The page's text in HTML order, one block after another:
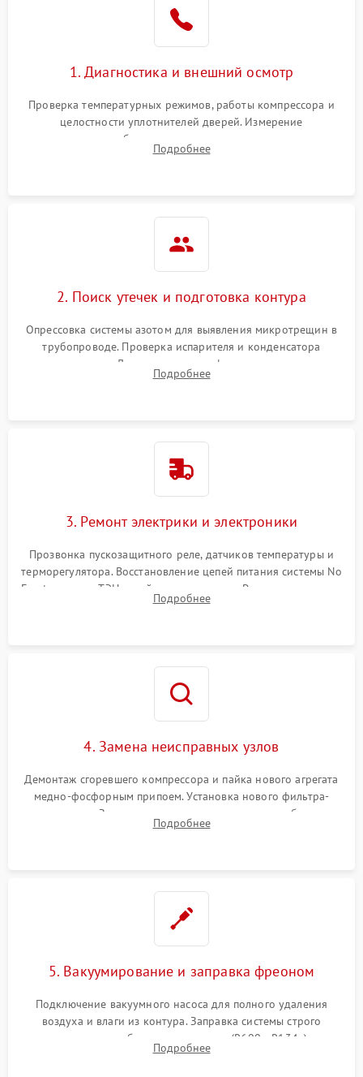
1. Диагностика и внешний осмотр
Проверка температурных режимов, работы компрессора и
целостности уплотнителей дверей. Измерение
сопротивления обмоток мотора, проверка термостата и
считывание кодов ошибок с электронного дисплея.
Подробнее
2. Поиск утечек и подготовка контура
Опрессовка системы азотом для выявления микротрещин в
трубопроводе. Проверка испарителя и конденсатора
течеискателем. Демонтаж старого фильтра-осушителя и
продувка капиллярной трубки для устранения засоров.
Подробнее
3. Ремонт электрики и электроники
Прозвонка пускозащитного реле, датчиков температуры и
терморегулятора. Восстановление цепей питания системы No
Frost, включая ТЭН оттайки и вентилятор. Ремонт или замена
платы управления при сбоях алгоритмов.
Подробнее
4. Замена неисправных узлов
Демонтаж сгоревшего компрессора и пайка нового агрегата
медно-фосфорным припоем. Установка нового фильтра-
осушителя. Замена изношенных вентиляторов обдува,
сломанных заслонок или поврежденных дверных петель.
Подробнее
5. Вакуумирование и заправка фреоном
Подключение вакуумного насоса для полного удаления
воздуха и влаги из контура. Заправка системы строго
дозированным объемом хладагента (R600a, R134a) по
электронным весам. Контроль рабочего давления в системе.
Подробнее